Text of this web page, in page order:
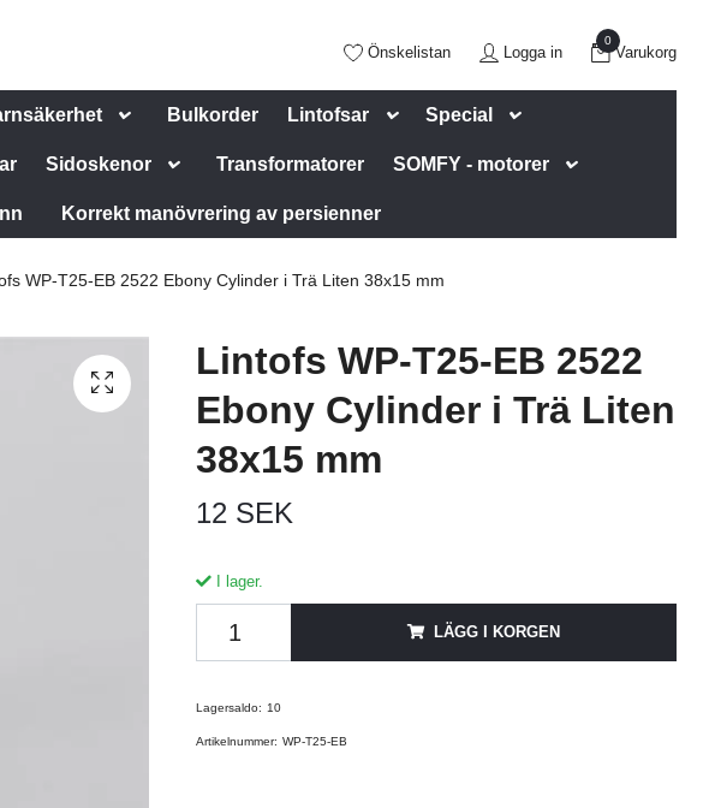
Önskelistan Logga in
0
Varukorg
Bulkorder Lintofsar Special
Sidoskenor Transformatorer SOMFY - motorer
Korrekt manövrering av persienner
WP-T25-EB 2522 Ebony Cylinder i Trä Liten 38x15 mm
Lintofs WP-T25-EB 2522
Ebony Cylinder i Trä Liten
38x15 mm
12 SEK
I lager.
LÄGG I KORGEN
Lagersaldo: 10
Artikelnummer: WP-T25-EB